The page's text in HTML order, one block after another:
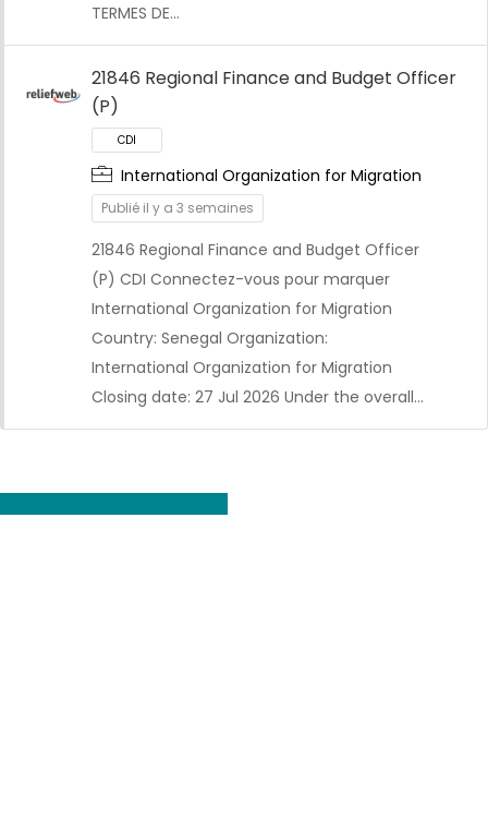
CDI
TERMES DE…
21846 Regional Finance and Budget Officer
(P)
International Organization for Migration
Publié il y a 3 semaines
21846 Regional Finance and Budget Officer
(P) CDI Connectez-vous pour marquer
International Organization for Migration
Country: Senegal Organization:
International Organization for Migration
Closing date: 27 Jul 2026 Under the overall…